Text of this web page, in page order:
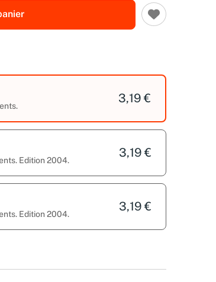
3,19 €
Edition 2004.
3,19 €
Edition 2004.
3,19 €